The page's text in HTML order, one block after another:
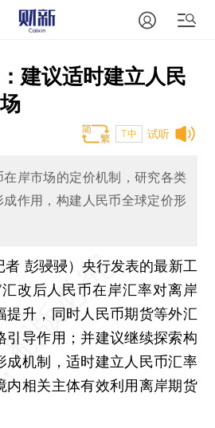
建议适时建立人民
试听
T中
岸市场的定价机制，研究各类
作用，构建人民币全球定价形
者 彭骎骎） 央行发表的最新工
汇改后人民币在岸汇率对离岸
提升，同时人民币期货等外汇
引导作用；并建议继续探索构
成机制，适时建立人民币汇率
内相关主体有效利用离岸期货